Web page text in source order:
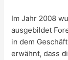
Im Jahr 2008
ausgebildet
in dem
erwähnt, dass